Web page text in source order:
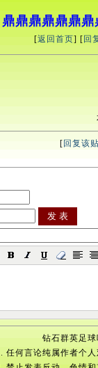
鼎鼎鼎鼎鼎鼎
[返回首页] [ 回
[ 回复该
钻石群英足
任何言论纯属作者个